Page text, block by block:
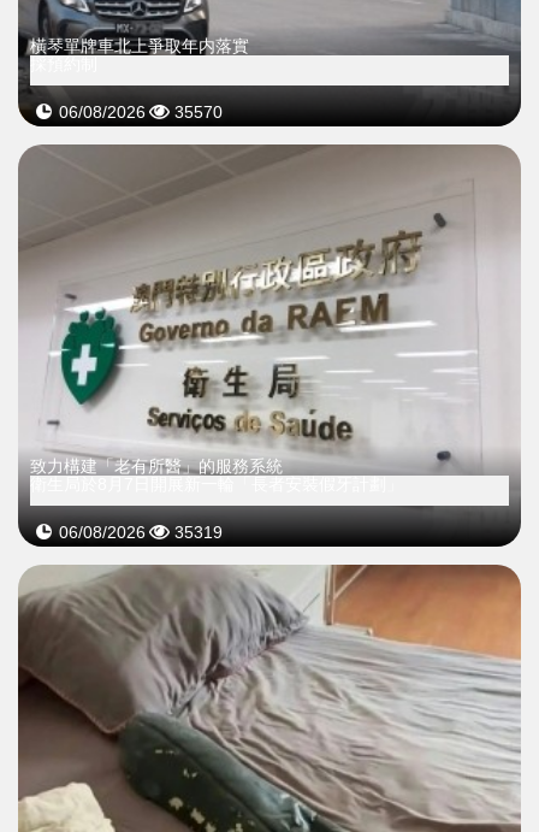
橫琴單牌車北上爭取年内落實
06/08/2026 35570
致力構建「老有所醫」的服務系統
06/08/2026 35319